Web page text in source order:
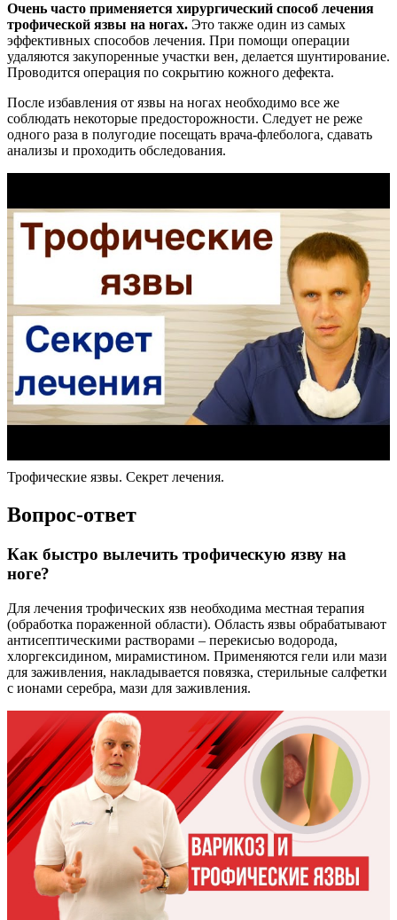
Очень часто применяется хирургический способ лечения
трофической язвы на ногах. Это также один из самых
эффективных способов лечения. При помощи операции
удаляются закупоренные участки вен, делается шунтирование.
Проводится операция по сокрытию кожного дефекта.
После избавления от язвы на ногах необходимо все же
соблюдать некоторые предосторожности. Следует не реже
одного раза в полугодие посещать врача-флеболога, сдавать
анализы и проходить обследования.
Трофические язвы. Секрет лечения.
Вопрос-ответ
Как быстро вылечить трофическую язву на
ноге?
Для лечения трофических язв необходима местная терапия
(обработка пораженной области). Область язвы обрабатывают
антисептическими растворами – перекисью водорода,
хлоргексидином, мирамистином. Применяются гели или мази
для заживления, накладывается повязка, стерильные салфетки
с ионами серебра, мази для заживления.